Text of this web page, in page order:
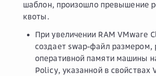
шаблон, произошло превышение
квоты.
При увеличении RAM VMware
создает swap-файл размером,
оперативной памяти машины
Policy, указанной в свойствах